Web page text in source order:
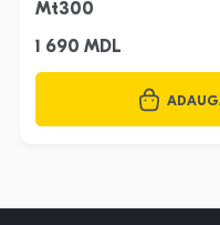
Mt300
1 690 MDL